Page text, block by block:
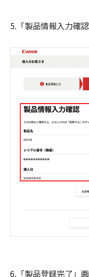
5.「製品情報入力確
6.「製品登録完了」